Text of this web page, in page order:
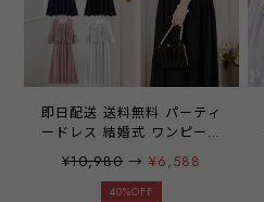
即日配送 送料無料 パーティ
ードレス 結婚式 ワンピース
大きいサイズ有 レース フェ
ミニン レーススリーブ クル
ーネック 透け感 ロングドレ
¥10,980 →¥6,588
40%OFF